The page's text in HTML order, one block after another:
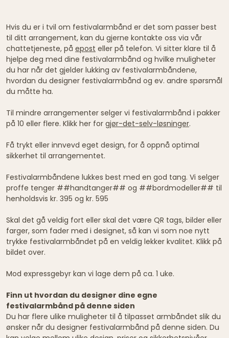
Hvis du er i tvil om festivalarmbånd er det som passer best
til ditt arrangement, kan du gjerne kontakte oss via vår
chattetjeneste, på epost eller på telefon. Vi sitter klare til å
hjelpe deg med dine festivalarmbånd og hvilke muligheter
du har når det gjelder lukking av festivalarmbåndene,
hvordan du designer festivalarmbånd og ev. andre spørsmål
du måtte ha.
Til mindre arrangementer selger vi festivalarmbånd i pakker
på 10 eller flere. Klikk her for gjør-det-selv-løsninger.
Få trykt eller innvevd eget design, for å oppnå optimal
sikkerhet til arrangementet.
Festivalarmbåndene lukkes best med en god tang. Vi selger
proffe tenger ##handtanger## og ##bordmodeller## til
henholdsvis kr. 395 og kr. 595
Skal det gå veldig fort eller skal det være QR tags, bilder eller
farger, som fader med i designet, så kan vi som noe nytt
trykke festivalarmbåndet på en veldig lekker kvalitet. Klikk på
bildet over.
Mod expressgebyr kan vi lage dem på ca. 1 uke.
Finn ut hvordan du designer dine egne
festivalarmbånd på denne siden
Du har flere ulike muligheter til å tilpasset armbåndet slik du
ønsker når du designer festivalarmbånd på denne siden. Du